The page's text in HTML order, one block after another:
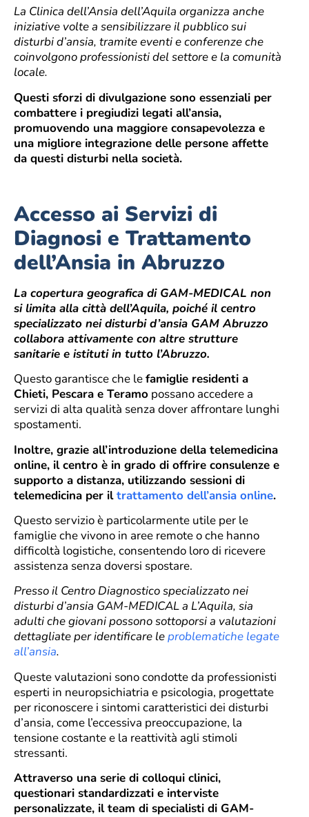
La Clinica dell’Ansia dell’Aquila organizza anche
iniziative volte a sensibilizzare il pubblico sui
disturbi d’ansia, tramite eventi e conferenze che
coinvolgono professionisti del settore e la comunità
locale.
Questi sforzi di divulgazione sono essenziali per
combattere i pregiudizi legati all’ansia,
promuovendo una maggiore consapevolezza e
una migliore integrazione delle persone affette
da questi disturbi nella società.
Accesso ai Servizi di
Diagnosi e Trattamento
dell’Ansia in Abruzzo
La copertura geografica di GAM-MEDICAL non
si limita alla città dell’Aquila, poiché il centro
specializzato nei disturbi d’ansia GAM Abruzzo
collabora attivamente con altre strutture
sanitarie e istituti in tutto l’Abruzzo.
Questo garantisce che lefamiglie residenti a
Chieti, Pescara e Teramo possano accedere a
servizi di alta qualità senza dover affrontare lunghi
spostamenti.
Inoltre, grazie all’introduzione della telemedicina
online, il centro è in grado di offrire consulenze e
supporto a distanza, utilizzando sessioni di
telemedicina per iltrattamento dell’ansia online.
Questo servizio è particolarmente utile per le
famiglie che vivono in aree remote o che hanno
difficoltà logistiche, consentendo loro di ricevere
assistenza senza doversi spostare.
Presso il Centro Diagnostico specializzato nei
disturbi d’ansia GAM-MEDICAL a L’Aquila, sia
adulti che giovani possono sottoporsi a valutazioni
dettagliate per identificare leproblematiche legate
all’ansia.
Queste valutazioni sono condotte da professionisti
esperti in neuropsichiatria e psicologia, progettate
per riconoscere i sintomi caratteristici dei disturbi
d’ansia, come l’eccessiva preoccupazione, la
tensione costante e la reattività agli stimoli
stressanti.
Attraverso una serie di colloqui clinici,
questionari standardizzati e interviste
personalizzate, il team di specialisti di GAM-